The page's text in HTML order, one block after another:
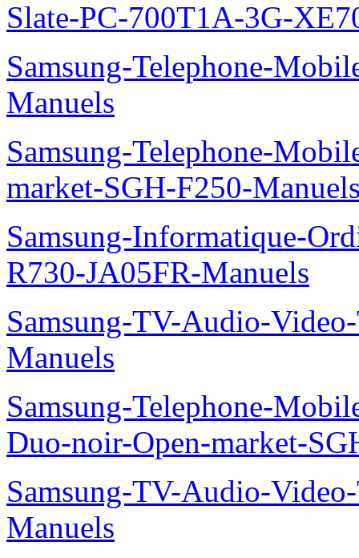
Slate-PC-700T1A-3G-
Samsung-Telephone-
Manuels
Samsung-Telephone-
market-SGH-F250-
Samsung-Informatique-
R730-JA05FR-Manuels
Samsung-TV-Audio-
Manuels
Samsung-Telephone-
Duo-noir-Open-market-
Samsung-TV-Audio-
Manuels